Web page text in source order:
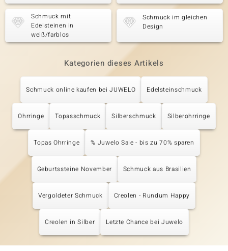
Schmuck mit
Edelsteinen in
weiß/farblos
Schmuck im gleichen
Design
Kategorien dieses Artikels
Schmuck online kaufen bei JUWELO Edelsteinschmuck
Ohrringe Topasschmuck Silberschmuck Silberohrringe
Topas Ohrringe % Juwelo Sale - bis zu 70% sparen
Geburtssteine November Schmuck aus Brasilien
Vergoldeter Schmuck Creolen - Rundum Happy
Creolen in Silber Letzte Chance bei Juwelo